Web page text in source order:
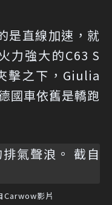
是直線加速，就
力強大的C63 S
擊之下，Giulia
國車依舊是轎跑
Carwow影片